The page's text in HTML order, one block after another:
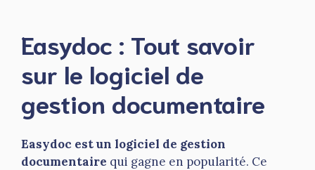
Easydoc : Tout savoir
sur le logiciel de
gestion documentaire
Easydoc est un logiciel de gestion
documentaire qui gagne en popularité. Ce